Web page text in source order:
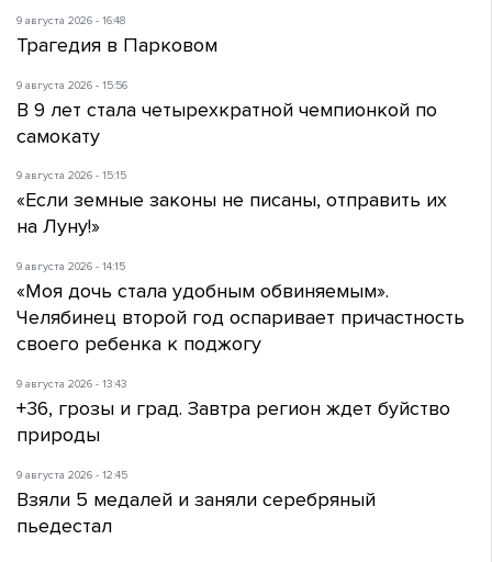
9 августа 2026 - 16:48
Трагедия в Парковом
9 августа 2026 - 15:56
В 9 лет стала четырехкратной чемпионкой по
самокату
9 августа 2026 - 15:15
«Если земные законы не писаны, отправить их
на Луну!»
9 августа 2026 - 14:15
«Моя дочь стала удобным обвиняемым».
Челябинец второй год оспаривает причастность
своего ребенка к поджогу
9 августа 2026 - 13:43
+36, грозы и град. Завтра регион ждет буйство
природы
9 августа 2026 - 12:45
Взяли 5 медалей и заняли серебряный
пьедестал